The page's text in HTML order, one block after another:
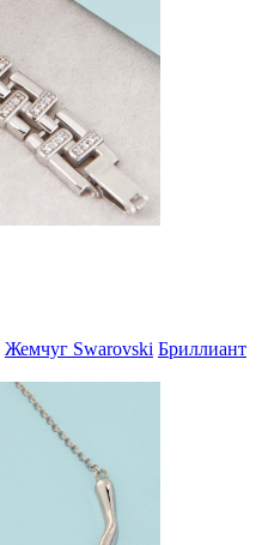
Жемчуг Swarovski Бриллиант